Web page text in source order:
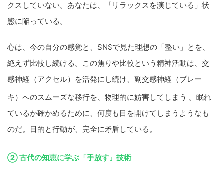
クスしていない。あなたは、「リラックスを演じている」状
態に陥っている。
心は、今の自分の感覚と、SNSで見た理想の「整い」とを、
絶えず比較し続ける。この焦りや比較という精神活動は、交
感神経（アクセル）を活発にし続け、副交感神経（ブレー
キ）へのスムーズな移行を、物理的に妨害してしまう 。眠れ
ているか確かめるために、何度も目を開けてしまうようなも
のだ。目的と行動が、完全に矛盾している。
② 古代の知恵に学ぶ「手放す」技術